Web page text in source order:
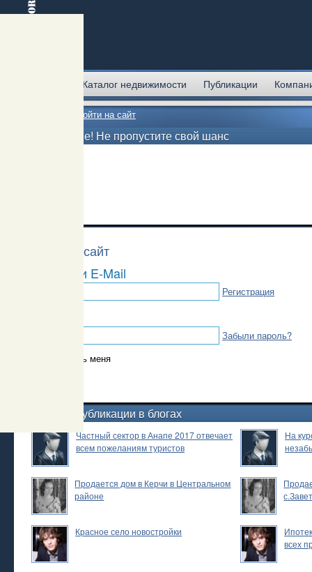
Каталог недвижимости Публикации
Войти на сайт
Внимание! Не пропустите свой шанс
Войти на сайт
Логин или E-Mail
Регистрация
Забыли пароль?
Запомнить меня
Новые публикации в блогах
Частный сектор в Анапе 2017 отвечает
всем пожеланиям туристов
На
Продается дом в Керчи в Центральном
районе
Красное село новостройки
всех